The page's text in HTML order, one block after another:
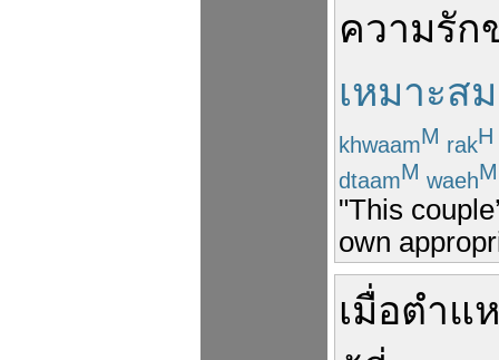
ความรัก
เหมาะสม
khwaamM rakH
dtaamM waehM
"This
own
เมื่อตำแ